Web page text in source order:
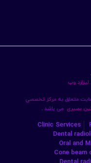
لیزارد وب
متعلق به مرکز تخصصی
بصیری می باشد .
Clinic Services
Dental
Oral and
Cone